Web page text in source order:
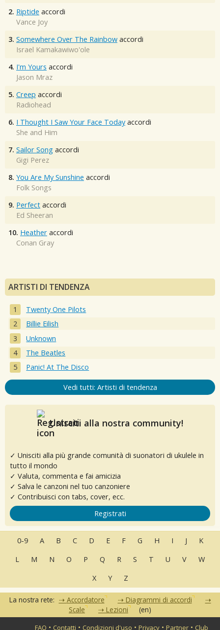
2. Riptide accordi
Vance Joy
3. Somewhere Over The Rainbow accordi
Israel Kamakawiwo'ole
4. I'm Yours accordi
Jason Mraz
5. Creep accordi
Radiohead
6. I Thought I Saw Your Face Today accordi
She and Him
7. Sailor Song accordi
Gigi Perez
8. You Are My Sunshine accordi
Folk Songs
9. Perfect accordi
Ed Sheeran
10. Heather accordi
Conan Gray
ARTISTI DI TENDENZA
Twenty One Pilots
Billie Eilish
Unknown
The Beatles
Panic! At The Disco
Vedi tutti: Artisti di tendenza
Unisciti alla nostra community!
✓ Unisciti alla più grande comunità di suonatori di ukulele in
tutto il mondo
✓ Valuta, commenta e fai amicizia
✓ Salva le canzoni nel tuo canzoniere
✓ Contribuisci con tabs, cover, ecc.
Registrati
0-9 A B C D E F G H I J
K
L
M N O P Q R S T U V
W
X
Y Z
La nostra rete: Accordatore
Diagrammi di accordi
Scale
Lezioni (en)
FAQ • Contatti • Condizioni d'uso •Privacy •Partner • Club